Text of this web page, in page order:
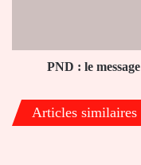
bancaire
PND : le
Articles similaires